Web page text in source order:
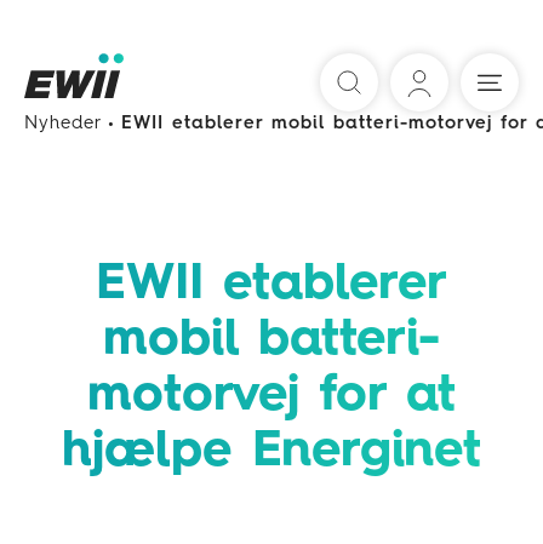
Nyheder EWII etablerer mobil batteri-motorvej for
EWII etablerer
mobil batteri-
motorvej for at
hjælpe Energinet